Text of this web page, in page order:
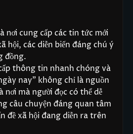
nơi cung cấp các tin tức mới
hội, các diễn biến đáng chú ý
đồng.
thông tin nhanh chóng và
nay" không chỉ là nguồn
nơi mà người đọc có thể dễ
câu chuyện đáng quan tâm
đề xã hội đang diễn ra trên